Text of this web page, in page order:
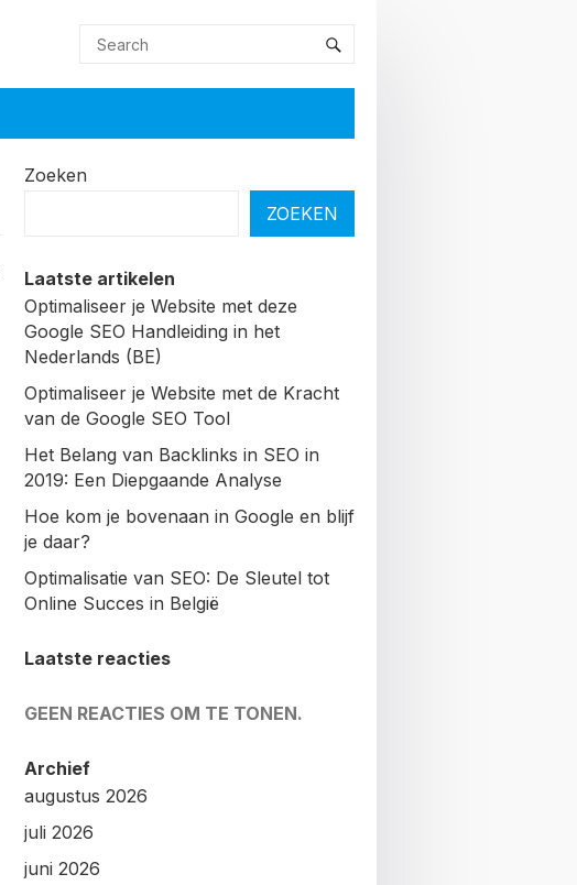
Zoeken
ZOEKEN
Laatste artikelen
Optimaliseer je Website met deze
Google SEO Handleiding in het
Nederlands (BE)
Optimaliseer je Website met de Kracht
van de Google SEO Tool
Het Belang van Backlinks in SEO in
2019: Een Diepgaande Analyse
Hoe kom je bovenaan in Google en blijf
je daar?
Optimalisatie van SEO: De Sleutel tot
Online Succes in België
Laatste reacties
GEEN REACTIES OM TE TONEN.
Archief
augustus 2026
juli 2026
juni 2026